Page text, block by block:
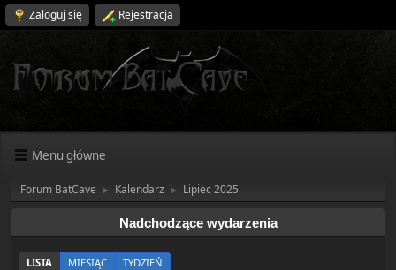
Zaloguj się Rejestracja
Menu główne
Forum BatCave ► Kalendarz ► Lipiec 2025
Nadchodzące wydarzenia
LISTA MIESIĄC TYDZIEŃ